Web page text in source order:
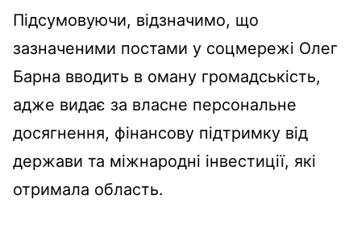
Підсумовуючи, відзначимо, що
зазначеними постами у соцмережі Олег
Барна вводить в оману громадськість,
адже видає за власне персональне
досягнення, фінансову підтримку від
держави та міжнародні інвестиції, які
отримала область.